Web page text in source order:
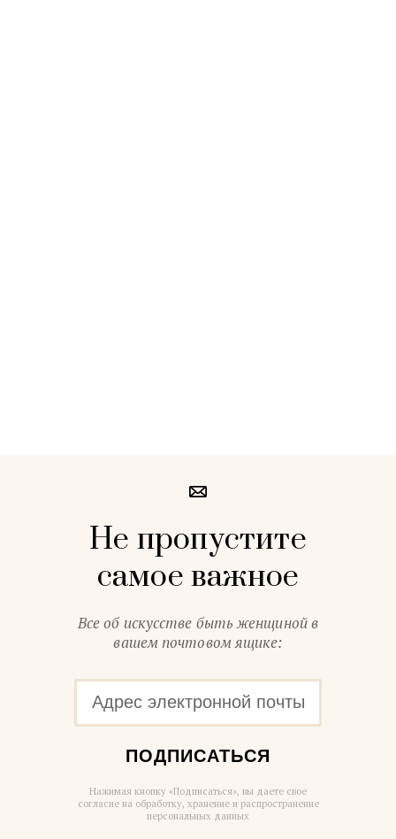
Не пропустите
самое важное
Все об искусстве быть женщиной в
вашем почтовом ящике:
ПОДПИСАТЬСЯ
Нажимая кнопку «Подписаться», вы даете свое
согласие на обработку, хранение и распространение
персональных данных